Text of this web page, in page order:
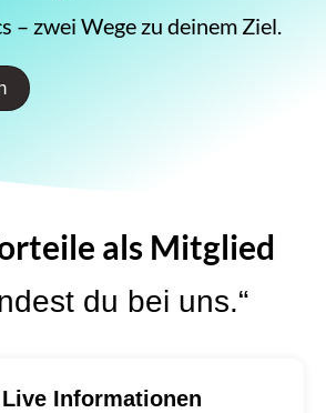
– zwei Wege zu deinem Ziel.
als Mitglied
du bei uns.“
Informationen